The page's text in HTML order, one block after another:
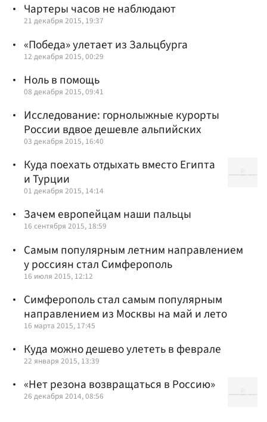
Чартеры часов не наблюдают
21 декабря 2015, 19:37
«Победа» улетает из Зальцбурга
12 декабря 2015, 00:29
Ноль в помощь
08 декабря 2015, 09:41
Исследование: горнолыжные курорты
России вдвое дешевле альпийских
03 декабря 2015, 16:40
Куда поехать отдыхать вместо Египта
и Турции
01 декабря 2015, 14:14
Зачем европейцам наши пальцы
16 сентября 2015, 18:59
Самым популярным летним направлением
у россиян стал Симферополь
16 июля 2015, 12:12
Симферополь стал самым популярным
направлением из Москвы на май и лето
16 марта 2015, 17:45
Куда можно дешево улететь в феврале
22 января 2015, 13:39
«Нет резона возвращаться в Россию»
26 декабря 2014, 08:56